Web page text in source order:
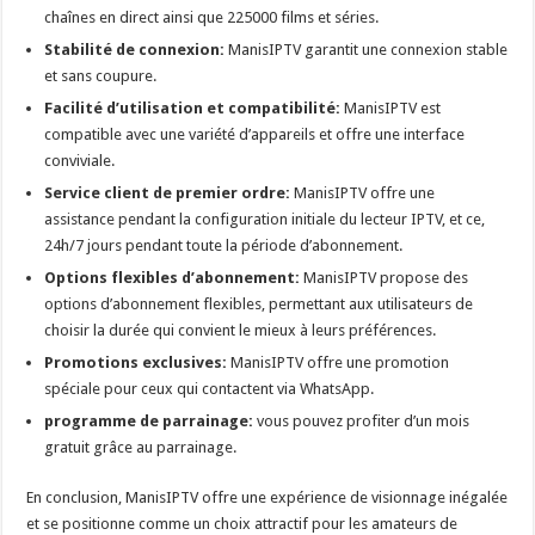
chaînes en direct ainsi que 225000 films et séries.
Stabilité de connexion: ManisIPTV garantit une connexion stable
et sans coupure.
Facilité d’utilisation et compatibilité: ManisIPTV est
compatible avec une variété d’appareils et offre une interface
conviviale.
Service client de premier ordre: ManisIPTV offre une
assistance pendant la configuration initiale du lecteur IPTV, et ce,
24h/7 jours pendant toute la période d’abonnement.
Options flexibles d’abonnement: ManisIPTV propose des
options d’abonnement flexibles, permettant aux utilisateurs de
choisir la durée qui convient le mieux à leurs préférences.
Promotions exclusives:ManisIPTV offre une promotion
spéciale pour ceux qui contactent via WhatsApp.
programme de parrainage: vous pouvez profiter d’un mois
gratuit grâce au parrainage.
En conclusion, ManisIPTV offre une expérience de visionnage inégalée
et se positionne comme un choix attractif pour les amateurs de